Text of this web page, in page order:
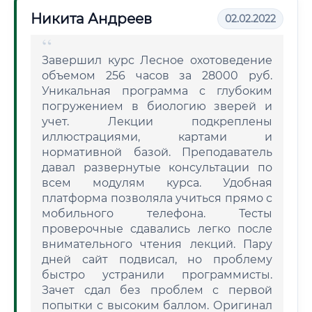
Никита Андреев 02.02.2022
Завершил курс Лесное охотоведение
объемом 256 часов за 28000 руб.
Уникальная программа с глубоким
погружением в биологию зверей и
учет. Лекции подкреплены
иллюстрациями, картами и
нормативной базой. Преподаватель
давал развернутые консультации по
всем модулям курса. Удобная
платформа позволяла учиться прямо с
мобильного телефона. Тесты
проверочные сдавались легко после
внимательного чтения лекций. Пару
дней сайт подвисал, но проблему
быстро устранили программисты.
Зачет сдал без проблем с первой
попытки с высоким баллом. Оригинал